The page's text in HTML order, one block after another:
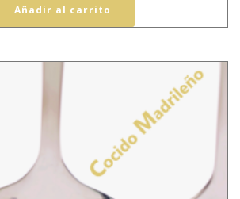
Añadir al carrito